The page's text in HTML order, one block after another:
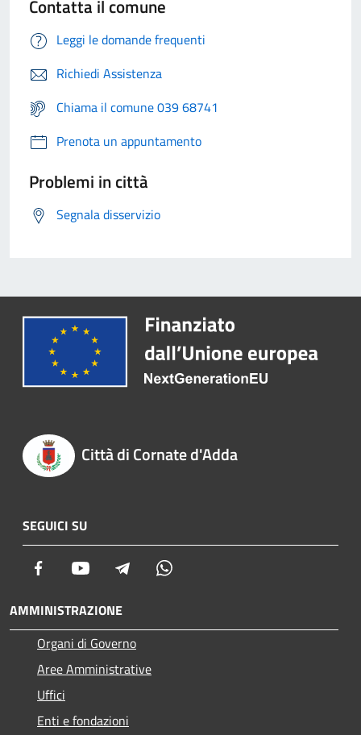
Contatta il comune
Leggi le domande frequenti
Richiedi Assistenza
Chiama il comune 039 68741
Prenota un appuntamento
Problemi in città
Segnala disservizio
Città di Cornate d'Adda
SEGUICI SU
Facebook Youtube Telegram
AMMINISTRAZIONE
Organi di Governo
Aree Amministrative
Uffici
Enti e fondazioni